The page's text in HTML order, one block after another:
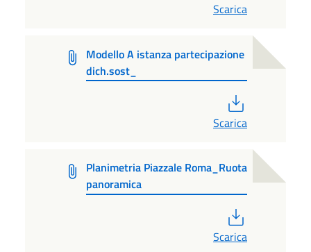
Scarica
Modello A istanza partecipazione
dich.sost_
Scarica
Planimetria Piazzale Roma_Ruota
panoramica
Scarica